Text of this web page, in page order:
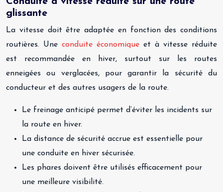
glissante
La vitesse doit être adaptée en fonction des conditions
routières. Une conduite économique et à vitesse réduite
est recommandée en hiver, surtout sur les routes
enneigées ou verglacées, pour garantir la sécurité du
conducteur et des autres usagers de la route.
Le freinage anticipé permet d’éviter les incidents sur
la route en hiver.
La distance de sécurité accrue est essentielle pour
une conduite en hiver sécurisée.
Les phares doivent être utilisés efficacement pour
une meilleure visibilité.